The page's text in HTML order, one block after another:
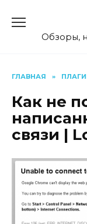
содержанию
Обзоры,
ГЛАВНАЯ »
Как не
связи |